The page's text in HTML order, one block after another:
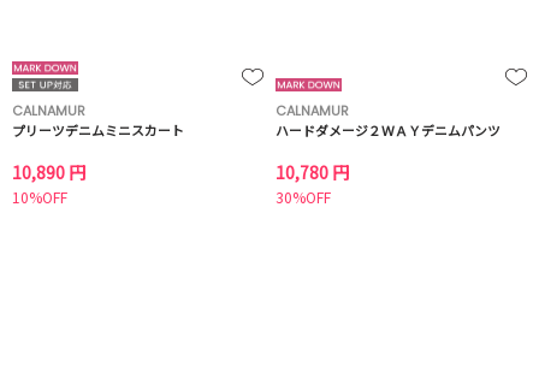
CALNAMUR
プリーツデニムミニスカート
10,890 円
10%OFF
CALNAMUR
ハードダメージ２ＷＡＹデニムパンツ
10,780 円
30%OFF